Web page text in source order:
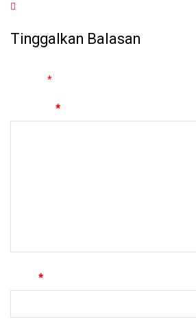
Tinggalkan Balasan
*
*
*